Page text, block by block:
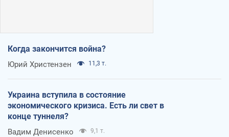
Когда закончится война?
Юрий Христензен 11,3 т.
Украина вступила в состояние
экономического кризиса. Есть ли свет в
конце туннеля?
Вадим Денисенко 9,1 т.